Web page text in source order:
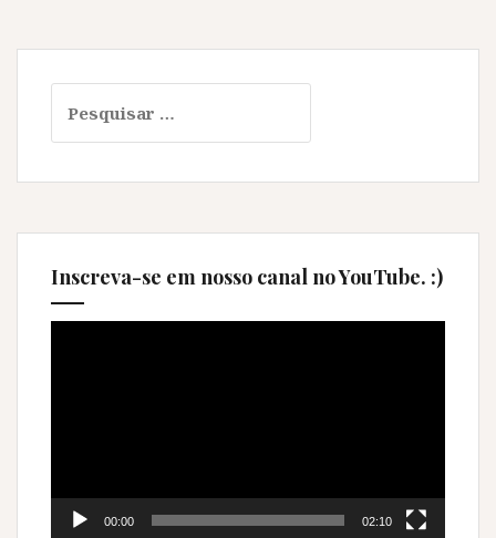
por:
Inscreva-se em nosso canal no YouTube. :)
00:00 02:10